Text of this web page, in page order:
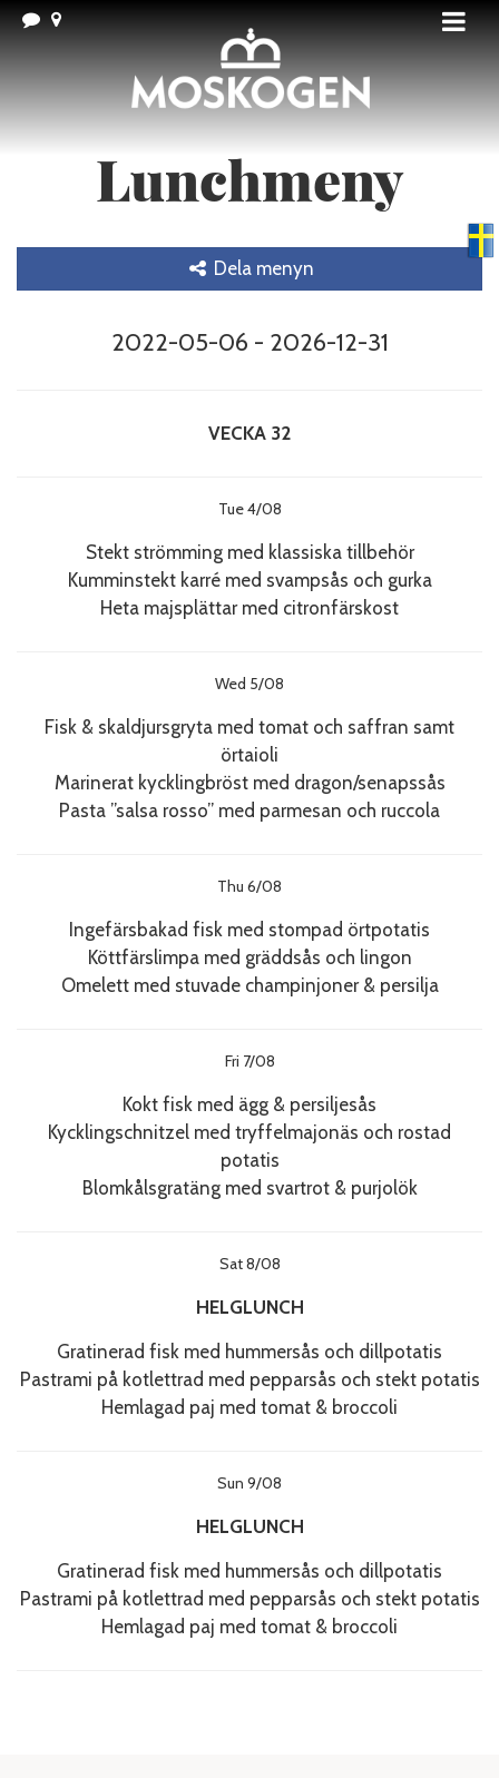
Lunchmeny
Dela menyn
2022-05-06 - 2026-12-31
VECKA 32
Tue 4/08
Stekt strömming med klassiska tillbehör
Kumminstekt karré med svampsås och gurka
Heta majsplättar med citronfärskost
Wed 5/08
Fisk & skaldjursgryta med tomat och saffran samt
örtaioli
Marinerat kycklingbröst med dragon/senapssås
Pasta ”salsa rosso” med parmesan och ruccola
Thu 6/08
Ingefärsbakad fisk med stompad örtpotatis
Köttfärslimpa med gräddsås och lingon
Omelett med stuvade champinjoner & persilja
Fri 7/08
Kokt fisk med ägg & persiljesås
Kycklingschnitzel med tryffelmajonäs och rostad
potatis
Blomkålsgratäng med svartrot & purjolök
Sat 8/08
HELGLUNCH
Gratinerad fisk med hummersås och dillpotatis
Pastrami på kotlettrad med pepparsås och stekt potatis
Hemlagad paj med tomat & broccoli
Sun 9/08
HELGLUNCH
Gratinerad fisk med hummersås och dillpotatis
Pastrami på kotlettrad med pepparsås och stekt potatis
Hemlagad paj med tomat & broccoli
Swedish